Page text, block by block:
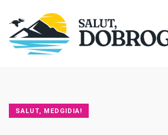
SALUT, MEDGIDIA!